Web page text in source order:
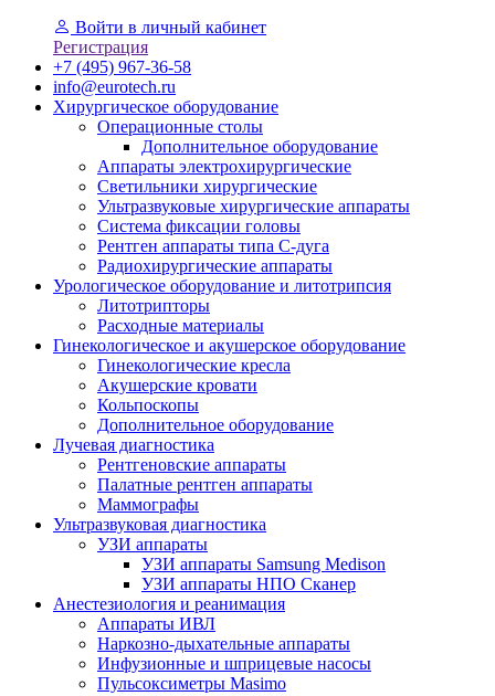
Войти в личный кабинет
Регистрация
+7 (495) 967-36-58
info@eurotech.ru
Хирургическое оборудование
Операционные столы
Дополнительное оборудование
Аппараты электрохирургические
Светильники хирургические
Ультразвуковые хирургические аппараты
Система фиксации головы
Рентген аппараты типа С-дуга
Радиохирургические аппараты
Урологическое оборудование и литотрипсия
Литотрипторы
Расходные материалы
Гинекологическое и акушерское оборудование
Гинекологические кресла
Акушерские кровати
Кольпоскопы
Дополнительное оборудование
Лучевая диагностика
Рентгеновские аппараты
Палатные рентген аппараты
Маммографы
Ультразвуковая диагностика
УЗИ аппараты
УЗИ аппараты Samsung Medison
УЗИ аппараты НПО Сканер
Анестезиология и реанимация
Аппараты ИВЛ
Наркозно-дыхательные аппараты
Инфузионные и шприцевые насосы
Пульсоксиметры Masimo